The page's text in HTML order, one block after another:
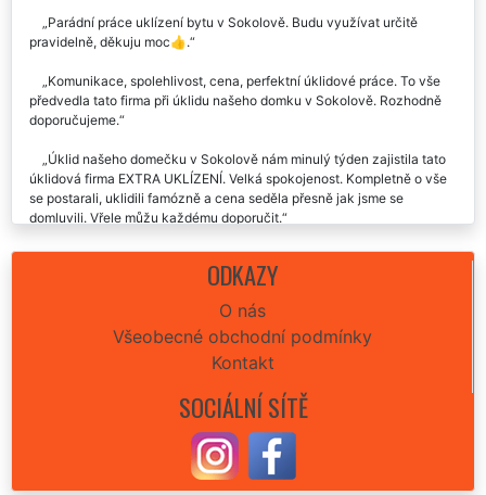
Parádní práce uklízení bytu v Sokolově. Budu využívat určitě
pravidelně, děkuju moc👍.
Komunikace, spolehlivost, cena, perfektní úklidové práce. To vše
předvedla tato firma při úklidu našeho domku v Sokolově. Rozhodně
doporučujeme.
Úklid našeho domečku v Sokolově nám minulý týden zajistila tato
úklidová firma EXTRA UKLÍZENÍ. Velká spokojenost. Kompletně o vše
se postarali, uklidili famózně a cena seděla přesně jak jsme se
domluvili. Vřele můžu každému doporučit.
Chtěla by jsem vám poděkovat za výborný úklid celého domu,
který jste mi včera v Sokolově poskytli. Byla jsem opravu velmi
Velká spokojenost s touto úklidovou společností. Generální úklid
domu v Sokolově po stavebních úpravách odvedli dámy a pánové na
jedničku. Precizní, rychlí, velmi ochotní. Cena naprosto odpovídala
Generální úklid našeho domu v Sokolově odvedla tato společnost
velmi profesionálně a odborně. Určitě je budeme využívat i nadále.
ODKAZY
O nás
Všeobecné obchodní podmínky
Kontakt
SOCIÁLNÍ SÍTĚ